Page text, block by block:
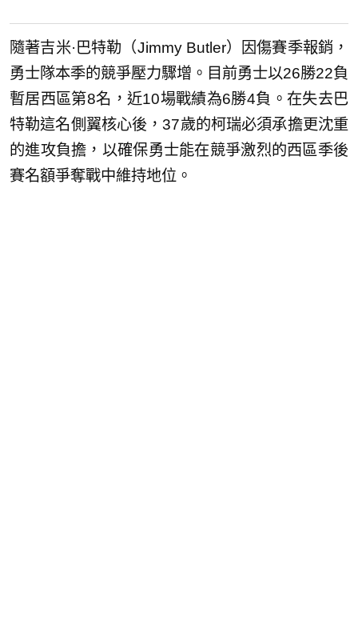
隨著吉米·巴特勒（Jimmy Butler）因傷賽季報銷，
勇士隊本季的競爭壓力驟增。目前勇士以26勝22負
暫居西區第8名，近10場戰績為6勝4負。在失去巴
特勒這名側翼核心後，37歲的柯瑞必須承擔更沈重
的進攻負擔，以確保勇士能在競爭激烈的西區季後
賽名額爭奪戰中維持地位。